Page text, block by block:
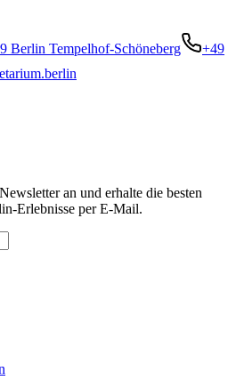
Berlin Tempelhof-Schöneberg
+49
an und erhalte die besten
Erlebnisse per E-Mail.